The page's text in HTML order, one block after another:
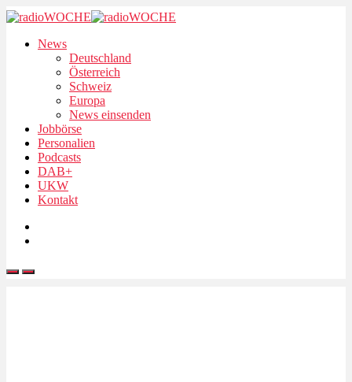
News
Deutschland
Österreich
Schweiz
Europa
News einsenden
Jobbörse
Personalien
Podcasts
DAB+
UKW
Kontakt